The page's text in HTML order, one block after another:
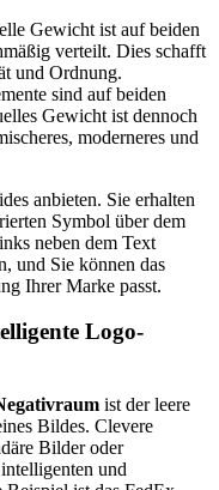
Gewicht ist auf beiden
verteilt. Dies schafft
und Ordnung.
sind auf beiden
Gewicht ist dennoch
moderneres und
anbieten. Sie erhalten
Symbol über dem
neben dem Text
und Sie können das
Ihrer Marke passt.
Logo-
ist der leere
Bildes. Clevere
Bilder oder
und